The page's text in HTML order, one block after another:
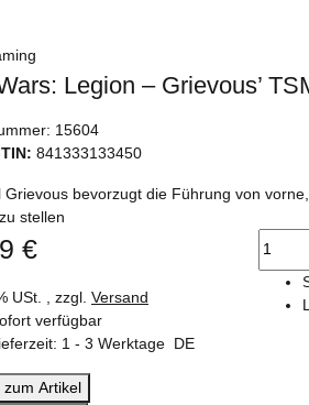
Legion – Grievous’
15604
841333133450
Grievous bevorzugt die Führung von
stellen
€
USt. , zzgl. Versand
verfügbar
1 - 3 Werktage DE
zum Artikel